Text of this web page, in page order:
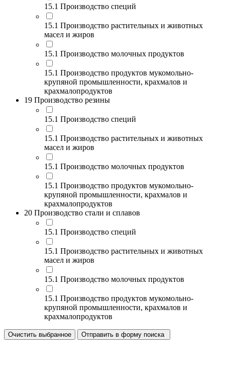
15.1 Производство специй
15.1 Производство растительных и животных
масел и жиров
15.1 Производство молочных продуктов
15.1 Производство продуктов мукомольно-
крупяной промышленности, крахмалов и
крахмалопродуктов
19 Производство резины
15.1 Производство специй
15.1 Производство растительных и животных
масел и жиров
15.1 Производство молочных продуктов
15.1 Производство продуктов мукомольно-
крупяной промышленности, крахмалов и
крахмалопродуктов
20 Производство стали и сплавов
15.1 Производство специй
15.1 Производство растительных и животных
масел и жиров
15.1 Производство молочных продуктов
15.1 Производство продуктов мукомольно-
крупяной промышленности, крахмалов и
крахмалопродуктов